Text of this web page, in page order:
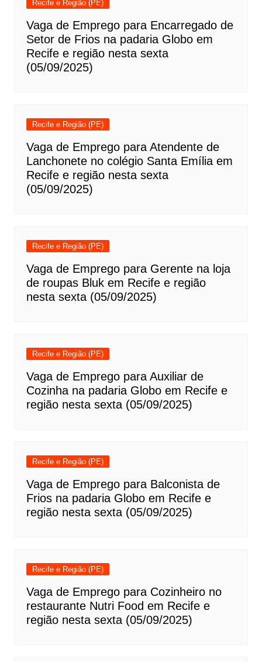
Recife e Região (PE)
Vaga de Emprego para Encarregado de
Setor de Frios na padaria Globo em
Recife e região nesta sexta
(05/09/2025)
Recife e Região (PE)
Vaga de Emprego para Atendente de
Lanchonete no colégio Santa Emília em
Recife e região nesta sexta
(05/09/2025)
Recife e Região (PE)
Vaga de Emprego para Gerente na loja
de roupas Bluk em Recife e região
nesta sexta (05/09/2025)
Recife e Região (PE)
Vaga de Emprego para Auxiliar de
Cozinha na padaria Globo em Recife e
região nesta sexta (05/09/2025)
Recife e Região (PE)
Vaga de Emprego para Balconista de
Frios na padaria Globo em Recife e
região nesta sexta (05/09/2025)
Recife e Região (PE)
Vaga de Emprego para Cozinheiro no
restaurante Nutri Food em Recife e
região nesta sexta (05/09/2025)